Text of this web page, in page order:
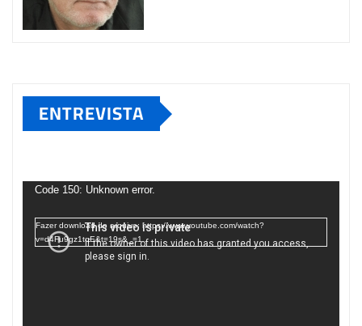
ENTREVISTA
deCode 150: Unknown error.
Fazer download do arquivo: https://www.youtube.com/watch?
v=d4Fu9gz1tqE&t=19s&_=1